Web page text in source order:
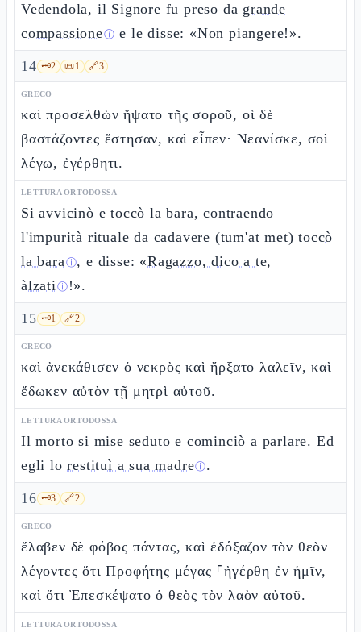
Vedendola, il Signore fu preso da grande
compassioneⓘ e le disse: «Non piangere!».
14 🗝️2 📜1 🔗3
GRECO
καὶ προσελθὼν ἥψατο τῆς σοροῦ, οἱ δὲ
βαστάζοντες ἔστησαν, καὶ εἶπεν· Νεανίσκε, σοὶ
λέγω, ἐγέρθητι.
LETTURA ORTODOSSA
Si avvicinò e toccò la bara, contraendo
l'impurità rituale da cadavere (tum'at met)toccò
la baraⓘ, e disse: «Ragazzo, dico a te,
àlzatiⓘ !».
15 🗝️1 🔗2
GRECO
καὶ ἀνεκάθισεν ὁ νεκρὸς καὶ ἤρξατο λαλεῖν, καὶ
ἔδωκεν αὐτὸν τῇ μητρὶ αὐτοῦ.
LETTURA ORTODOSSA
Il morto si mise seduto e cominciò a parlare. Ed
egli lorestituì a sua madreⓘ.
16 🗝️3 🔗2
GRECO
ἔλαβεν δὲ φόβος πάντας, καὶ ἐδόξαζον τὸν θεὸν
λέγοντες ὅτι Προφήτης μέγας ⸀ἠγέρθη ἐν ἡμῖν,
καὶ ὅτι Ἐπεσκέψατο ὁ θεὸς τὸν λαὸν αὐτοῦ.
LETTURA ORTODOSSA